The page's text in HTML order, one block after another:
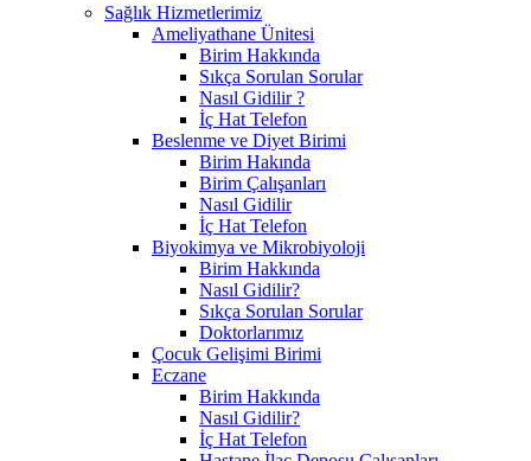
Sağlık Hizmetlerimiz
Ameliyathane Ünitesi
Birim Hakkında
Sıkça Sorulan Sorular
Nasıl Gidilir ?
İç Hat Telefon
Beslenme ve Diyet Birimi
Birim Hakında
Birim Çalışanları
Nasıl Gidilir
İç Hat Telefon
Biyokimya ve Mikrobiyoloji
Birim Hakkında
Nasıl Gidilir?
Sıkça Sorulan Sorular
Doktorlarımız
Çocuk Gelişimi Birimi
Eczane
Birim Hakkında
Nasıl Gidilir?
İç Hat Telefon